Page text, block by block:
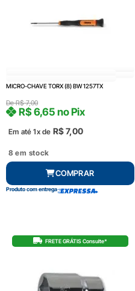
MICRO-CHAVE TORX (8) BW 1257TX
DeR$7,00
Em até 1x de R$7,00
R$6,65 no Pix
8 em stock
COMPRAR
Produto com entrega
FRETE GRÁTIS Consulte*